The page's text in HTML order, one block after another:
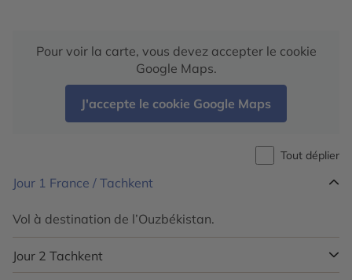
Pour voir la carte, vous devez accepter le cookie
Google Maps.
J'accepte le cookie Google Maps
Tout déplier
Jour 1 France / Tachkent
Vol à destination de l’Ouzbékistan.
Jour 2 Tachkent